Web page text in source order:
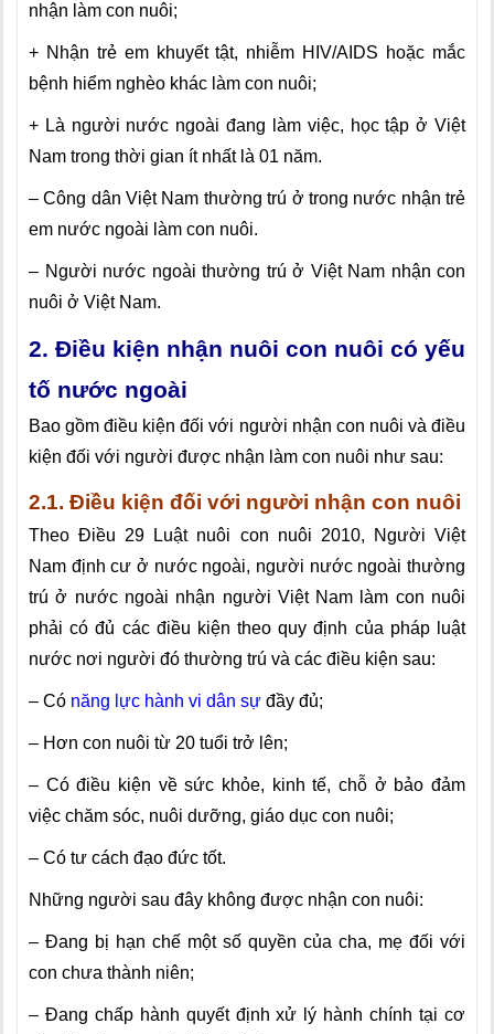
nhận làm con nuôi;
+ Nhận trẻ em khuyết tật, nhiễm HIV/AIDS hoặc mắc
bệnh hiểm nghèo khác làm con nuôi;
+ Là người nước ngoài đang làm việc, học tập ở Việt
Nam trong thời gian ít nhất là 01 năm.
– Công dân Việt Nam thường trú ở trong nước nhận trẻ
em nước ngoài làm con nuôi.
– Người nước ngoài thường trú ở Việt Nam nhận con
nuôi ở Việt Nam.
2. Điều kiện nhận nuôi con nuôi có yếu
tố nước ngoài
Bao gồm điều kiện đối với người nhận con nuôi và điều
kiện đối với người được nhận làm con nuôi như sau:
2.1. Điều kiện đối với người nhận con nuôi
Theo Điều 29 Luật nuôi con nuôi 2010,
Người Việt
Nam định cư ở nước ngoài, người nước ngoài thường
trú ở nước ngoài nhận người Việt Nam làm con nuôi
phải có đủ các điều kiện theo quy định của pháp luật
nước nơi người đó thường trú và các điều kiện sau:
– Có năng lực hành vi dân sự đầy đủ;
– Hơn con nuôi từ 20 tuổi trở lên;
– Có điều kiện về sức khỏe, kinh tế, chỗ ở bảo đảm
việc chăm sóc, nuôi dưỡng, giáo dục con nuôi;
– Có tư cách đạo đức tốt.
Những người sau đây không được nhận con nuôi:
– Đang bị hạn chế một số quyền của cha, mẹ đối với
con chưa thành niên;
– Đang chấp hành quyết định xử lý hành chính tại cơ